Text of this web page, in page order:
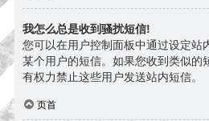
我怎么总是收到骚扰短信!
您可以在用户控制面板中通过设定站
某个用户的短信。如果您收到类似的
有权力禁止这些用户发送站内短信。
页首